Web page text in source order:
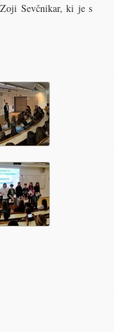
Sevčnikar, ki je s